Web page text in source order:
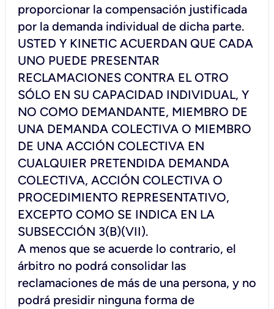
proporcionar la compensación justificada
por la demanda individual de dicha parte.
USTED Y KINETIC ACUERDAN QUE CADA
UNO PUEDE PRESENTAR
RECLAMACIONES CONTRA EL OTRO
SÓLO EN SU CAPACIDAD INDIVIDUAL, Y
NO COMO DEMANDANTE, MIEMBRO DE
UNA DEMANDA COLECTIVA O MIEMBRO
DE UNA ACCIÓN COLECTIVA EN
CUALQUIER PRETENDIDA DEMANDA
COLECTIVA, ACCIÓN COLECTIVA O
PROCEDIMIENTO REPRESENTATIVO,
EXCEPTO COMO SE INDICA EN LA
SUBSECCIÓN 3(B)(VII).
A menos que se acuerde lo contrario, el
árbitro no podrá consolidar las
reclamaciones de más de una persona, y no
podrá presidir ninguna forma de